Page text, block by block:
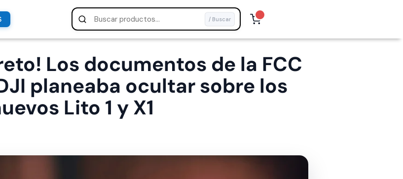
/ Buscar
Los documentos de la FCC
planeaba ocultar sobre los
Lito 1 y X1